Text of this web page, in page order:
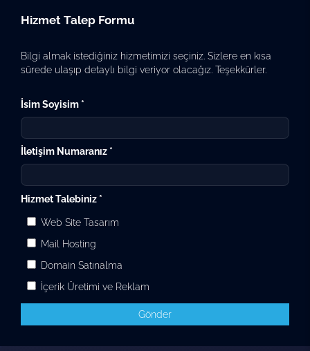
Hizmet Talep Formu
Bilgi almak istediğiniz hizmetimizi seçiniz. Sizlere en kısa
sürede ulaşıp detaylı bilgi veriyor olacağız. Teşekkürler.
İsim Soyisim *
İletişim Numaranız *
Hizmet Talebiniz *
Web Site Tasarım
Mail Hosting
Domain Satınalma
İçerik Üretimi ve Reklam
Gönder